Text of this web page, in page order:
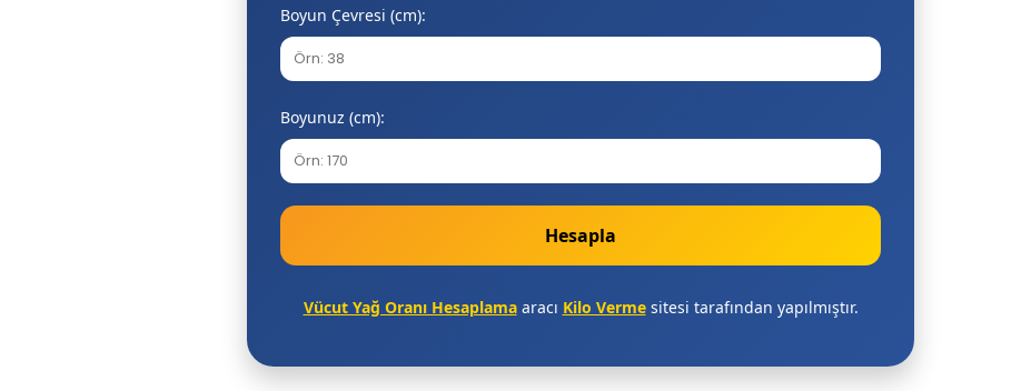
Boyun Çevresi (cm):
Boyunuz (cm):
Hesapla
Vücut Yağ Oranı Hesaplamaaracı Kilo Vermesitesi tarafından yapılmıştır.